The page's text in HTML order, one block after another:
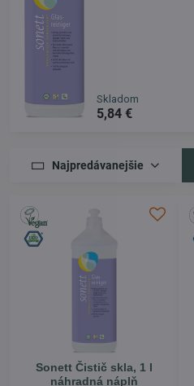
Skladom
5,84 €
Najpredávanejšie
Sonett Čistič skla, 1 l
náhradná náplň